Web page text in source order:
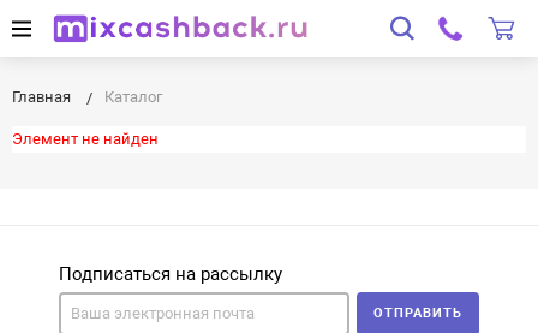
Главная Каталог
Элемент не найден
Подписаться на рассылку
ОТПРАВИТЬ